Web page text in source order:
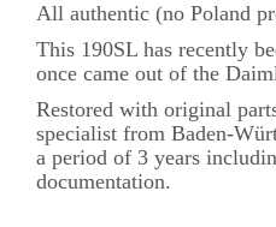
All authentic (no Poland
This 190SL has recently
once came out of the
Restored with original
specialist from Baden-
a period of 3 years
documentation.